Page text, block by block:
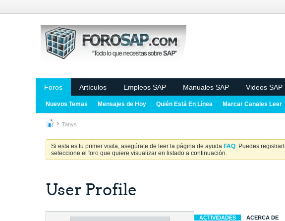
Foros Artículos Empleos SAP Manuales SAP Videos SAP
Nuevos Temas Mensajes de Hoy Quién Está En Línea Marcar Canales Leer
Tanys
Si esta es tu primer visita, asegúrate de leer la página de ayuda FAQ. Puedes
seleccione el foro que quiere visualizar en listado a continuación.
User Profile
ACTIVIDADES ACERCA DE